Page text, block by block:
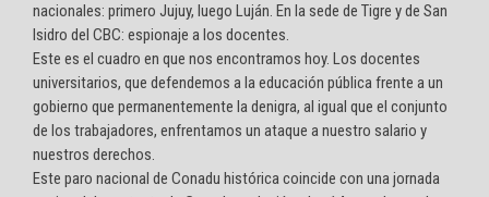
nacionales: primero Jujuy, luego Luján. En la sede de Tigre y de San
Isidro del CBC: espionaje a los docentes.
Este es el cuadro en que nos encontramos hoy. Los docentes
universitarios, que defendemos a la educación pública frente a un
gobierno que permanentemente la denigra, al igual que el conjunto
de los trabajadores, enfrentamos un ataque a nuestro salario y
nuestros derechos.
Este paro nacional de Conadu histórica coincide con una jornada